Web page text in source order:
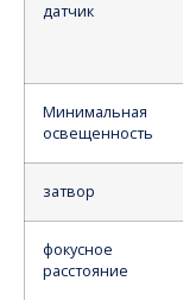
датчик
Минимальная
освещенность
затвор
фокусное
расстояние